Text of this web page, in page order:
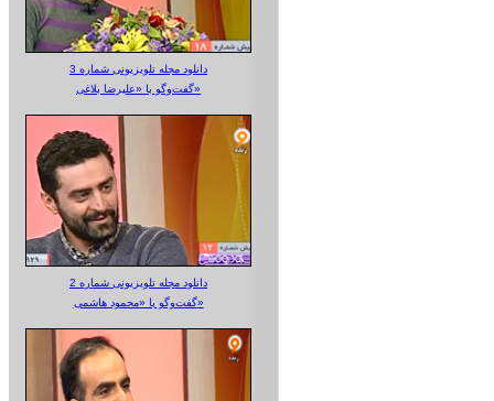
دانلود مجله تلویزیونی شماره 3
گفت‌وگو با «علیرضا بلاغی»
دانلود مجله تلویزیونی شماره 2
گفت‌وگو با «محمود هاشمی»